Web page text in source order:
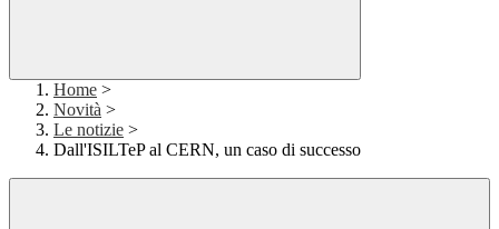
Home >
Novità >
Le notizie >
Dall'ISILTeP al CERN, un caso di successo